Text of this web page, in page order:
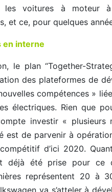
les voitures à moteur
et ce, pour quelques
en interne
le plan “Together-
des plateformes de
compétences »
électriques. Rien que
investir « plusieurs
est de parvenir à
d’ici 2020.
déjà été prise pour ce
représentent 20 à
va s’atteler à